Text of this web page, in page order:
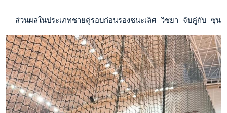
ส่วนผลในประเภทชายคู่รอบก่อนรองชนะเลิศ วิชยา จับคู่กับ ซุ